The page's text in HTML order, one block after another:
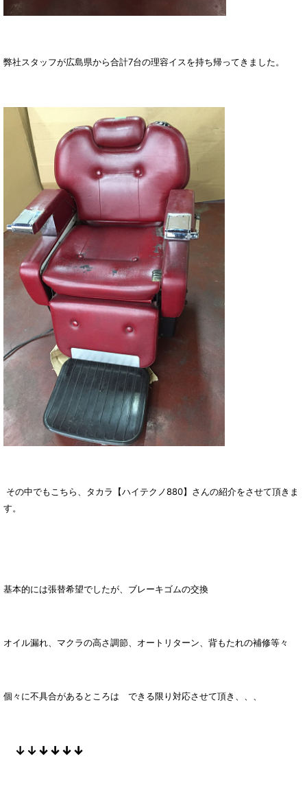
弊社スタッフが広島県から合計7台の理容イスを持ち帰ってきました。
その中でもこちら、タカラ【ハイテクノ880】さんの紹介をさせて頂きま
す。
基本的には張替希望でしたが、 ブレーキゴムの交換
オイル漏れ、 マクラの高さ調節、 オートリターン 背もたれの補修等々
個々に不具合があるところは できる限り対応させて頂き、、、
↓↓↓↓↓↓